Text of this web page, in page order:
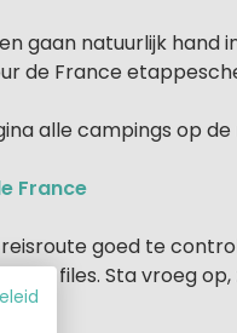
gaan natuurlijk hand
de France
alle campings op
France
reisroute goed te
der files. Sta vroeg